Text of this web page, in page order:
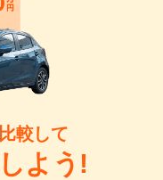
較して
よう!